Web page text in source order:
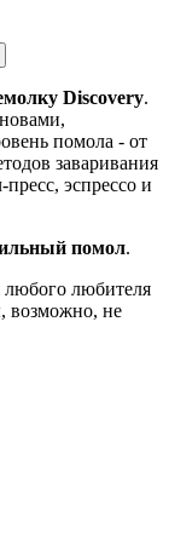
Discovery.
помола - от
заваривания
эспрессо и
помол.
любого любителя
возможно, не